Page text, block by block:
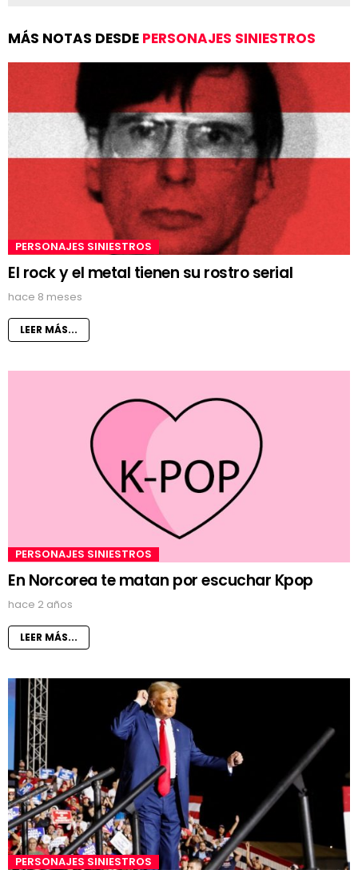
MÁS NOTAS DESDE PERSONAJES SINIESTROS
PERSONAJES SINIESTROS
El rock y el metal tienen su rostro serial
hace 8 meses
LEER MÁS...
PERSONAJES SINIESTROS
En Norcorea te matan por escuchar Kpop
hace 2 años
LEER MÁS...
PERSONAJES SINIESTROS